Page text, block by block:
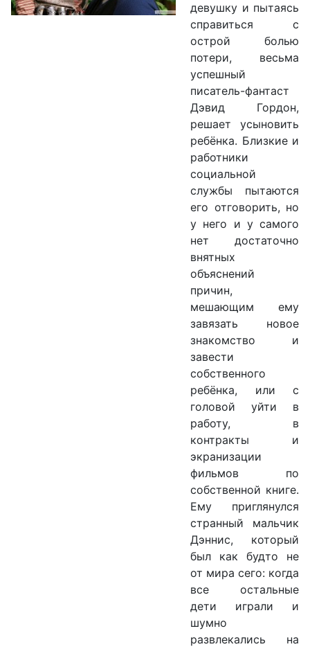
девушку и пытаясь
справиться с
острой болью
потери, весьма
успешный
писатель-фантаст
Дэвид Гордон,
решает усыновить
ребёнка. Близкие и
работники
социальной
службы пытаются
его отговорить, но
у него и у самого
нет достаточно
внятных
объяснений
причин,
мешающим ему
завязать новое
знакомство и
завести
собственного
ребёнка, или с
головой уйти в
работу, в
контракты и
экранизации
фильмов по
собственной книге.
Ему приглянулся
странный мальчик
Дэннис, который
был как будто не
от мира сего: когда
все остальные
дети играли и
шумно
развлекались на